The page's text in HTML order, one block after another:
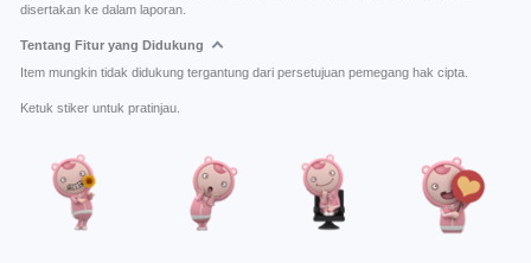
disertakan ke dalam laporan.
Tentang Fitur yang Didukung
Item mungkin tidak didukung tergantung dari persetujuan pemegang hak cipta.
Ketuk stiker untuk pratinjau.